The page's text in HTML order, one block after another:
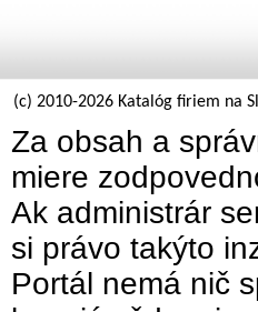
(c) 2010-2026 Katalóg firiem na
Za obsah a
miere
Ak administrár
si právo takýto
Portál nemá nič